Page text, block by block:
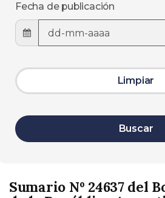
Fecha de publicación
Limpiar
Buscar
Sumario Nº 24637 del